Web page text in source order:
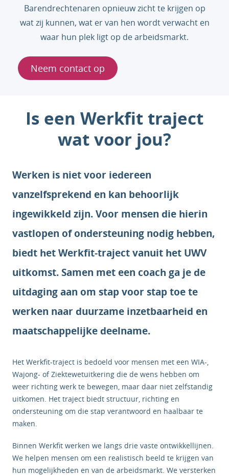
Barendrechtenaren opnieuw zicht te krijgen op
wat zij kunnen, wat er van hen wordt verwacht en
waar hun plek ligt op de arbeidsmarkt.
Neem contact op
Is een Werkfit traject
wat voor jou?
Werken is niet voor iedereen
vanzelfsprekend en kan behoorlijk
ingewikkeld zijn. Voor mensen die hierin
vastlopen of ondersteuning nodig hebben,
biedt het Werkfit-traject vanuit het UWV
uitkomst. Samen met een coach ga je de
uitdaging aan om stap voor stap toe te
werken naar duurzame inzetbaarheid en
maatschappelijke deelname.
Het Werkfit-traject is bedoeld voor mensen met een WIA-,
Wajong- of Ziektewetuitkering die de wens hebben om
weer richting werk te bewegen, maar daar niet zelfstandig
uitkomen. Het traject biedt structuur, richting en
ondersteuning om die stap verantwoord en haalbaar te
maken.
Binnen Werkfit werken we langs drie vaste ontwikkellijnen.
We helpen mensen om een realistisch beeld te krijgen van
hun mogelijkheden en van de arbeidsmarkt. We versterken